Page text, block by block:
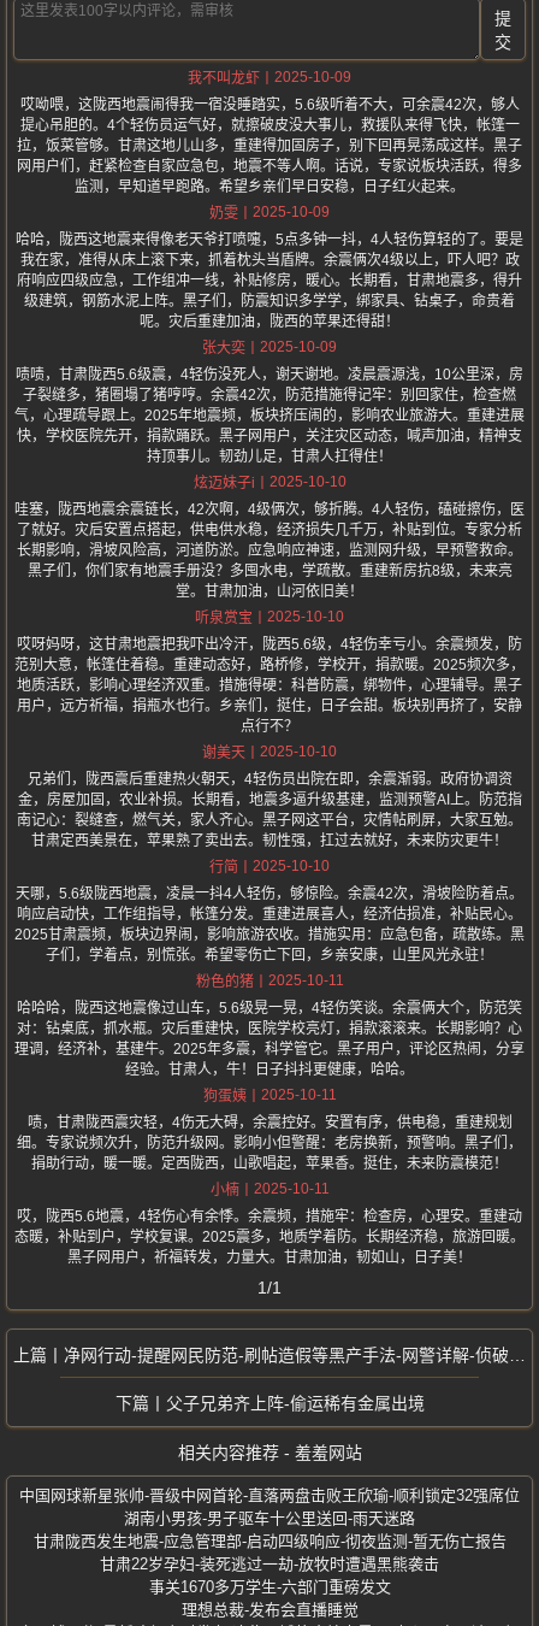
提
交
我不叫龙虾
2025-10-09
哎呦喂，这陇西地震闹得我一宿没睡踏实，5.6级听着不大，可余震42次，够人
提心吊胆的。4个轻伤员运气好，就擦破皮没大事儿，救援队来得飞快，帐篷一
拉，饭菜管够。甘肃这地儿山多，重建得加固房子，别下回再晃荡成这样。黑子
网用户们，赶紧检查自家应急包，地震不等人啊。话说，专家说板块活跃，得多
监测，早知道早跑路。希望乡亲们早日安稳，日子红火起来。
奶雯
2025-10-09
哈哈，陇西这地震来得像老天爷打喷嚏，5点多钟一抖，4人轻伤算轻的了。要是
我在家，准得从床上滚下来，抓着枕头当盾牌。余震俩次4级以上，吓人吧？政
府响应四级应急，工作组冲一线，补贴修房，暖心。长期看，甘肃地震多，得升
级建筑，钢筋水泥上阵。黑子们，防震知识多学学，绑家具、钻桌子，命贵着
呢。灾后重建加油，陇西的苹果还得甜！
张大奕
2025-10-09
啧啧，甘肃陇西5.6级震，4轻伤没死人，谢天谢地。凌晨震源浅，10公里深，房
子裂缝多，猪圈塌了猪哼哼。余震42次，防范措施得记牢：别回家住，检查燃
气，心理疏导跟上。2025年地震频，板块挤压闹的，影响农业旅游大。重建进展
快，学校医院先开，捐款踊跃。黑子网用户，关注灾区动态，喊声加油，精神支
持顶事儿。韧劲儿足，甘肃人扛得住！
炫迈妹子i
2025-10-10
哇塞，陇西地震余震链长，42次啊，4级俩次，够折腾。4人轻伤，磕碰擦伤，医
了就好。灾后安置点搭起，供电供水稳，经济损失几千万，补贴到位。专家分析
长期影响，滑坡风险高，河道防淤。应急响应神速，监测网升级，早预警救命。
黑子们，你们家有地震手册没？多囤水电，学疏散。重建新房抗8级，未来亮
堂。甘肃加油，山河依旧美！
听泉赏宝
2025-10-10
哎呀妈呀，这甘肃地震把我吓出冷汗，陇西5.6级，4轻伤幸亏小。余震频发，防
范别大意，帐篷住着稳。重建动态好，路桥修，学校开，捐款暖。2025频次多，
地质活跃，影响心理经济双重。措施得硬：科普防震，绑物件，心理辅导。黑子
用户，远方祈福，捐瓶水也行。乡亲们，挺住，日子会甜。板块别再挤了，安静
点行不？
谢美天
2025-10-10
兄弟们，陇西震后重建热火朝天，4轻伤员出院在即，余震渐弱。政府协调资
金，房屋加固，农业补损。长期看，地震多逼升级基建，监测预警AI上。防范指
南记心：裂缝查，燃气关，家人齐心。黑子网这平台，灾情帖刷屏，大家互勉。
甘肃定西美景在，苹果熟了卖出去。韧性强，扛过去就好，未来防灾更牛！
行简
2025-10-10
天哪，5.6级陇西地震，凌晨一抖4人轻伤，够惊险。余震42次，滑坡险防着点。
响应启动快，工作组指导，帐篷分发。重建进展喜人，经济估损准，补贴民心。
2025甘肃震频，板块边界闹，影响旅游农收。措施实用：应急包备，疏散练。黑
子们，学着点，别慌张。希望零伤亡下回，乡亲安康，山里风光永驻！
粉色的猪
2025-10-11
哈哈哈，陇西这地震像过山车，5.6级晃一晃，4轻伤笑谈。余震俩大个，防范笑
对：钻桌底，抓水瓶。灾后重建快，医院学校亮灯，捐款滚滚来。长期影响？心
理调，经济补，基建牛。2025年多震，科学管它。黑子用户，评论区热闹，分享
经验。甘肃人，牛！日子抖抖更健康，哈哈。
狗蛋姨
2025-10-11
啧，甘肃陇西震灾轻，4伤无大碍，余震控好。安置有序，供电稳，重建规划
细。专家说频次升，防范升级网。影响小但警醒：老房换新，预警响。黑子们，
捐助行动，暖一暖。定西陇西，山歌唱起，苹果香。挺住，未来防震模范！
小楠
2025-10-11
哎，陇西5.6地震，4轻伤心有余悸。余震频，措施牢：检查房，心理安。重建动
态暖，补贴到户，学校复课。2025震多，地质学着防。长期经济稳，旅游回暖。
黑子网用户，祈福转发，力量大。甘肃加油，韧如山，日子美！
1/1
净网行动-提醒网民防范-刷帖造假等黑产手法-网警详解-侦破重大水军案
父子兄弟齐上阵-偷运稀有金属出境
相关内容推荐 - 羞羞网站
中国网球新星张帅-晋级中网首轮-直落两盘击败王欣瑜-顺利锁定32强席位
湖南小男孩-男子驱车十公里送回-雨天迷路
甘肃陇西发生地震-应急管理部-启动四级响应-彻夜监测-暂无伤亡报告
甘肃22岁孕妇-装死逃过一劫-放牧时遭遇黑熊袭击
事关1670多万学生-六部门重磅发文
理想总裁-发布会直播睡觉